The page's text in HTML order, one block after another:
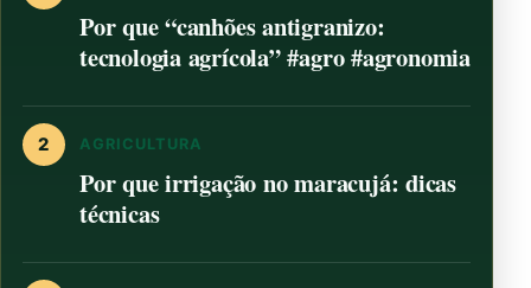
Por que “canhões antigranizo:
tecnologia agrícola” #agro #agronomia
2 AGRICULTURA
Por que irrigação no maracujá: dicas
técnicas